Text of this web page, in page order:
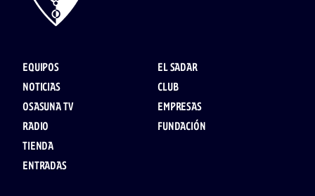
EQUIPOS
NOTICIAS
OSASUNA TV
RADIO
TIENDA
ENTRADAS
EL SADAR
CLUB
EMPRESAS
FUNDACIÓN